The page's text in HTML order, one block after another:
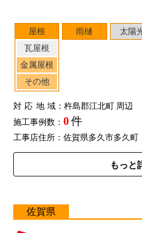
屋根
瓦屋根
金属屋根
その他
雨樋 太陽
対応地域：杵島郡江北町 周辺
施工事例数： 0件
工事店住所：佐賀県多久市多久町
もっと
佐賀県